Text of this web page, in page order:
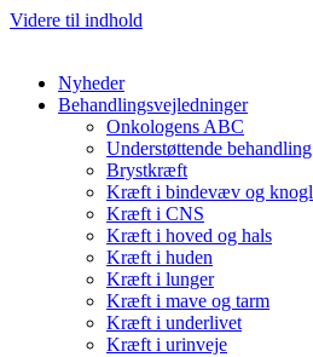
Videre til indhold
Nyheder
Behandlingsvejledninger
Onkologens ABC
Understøttende behandling
Brystkræft
Kræft i bindevæv og
Kræft i CNS
Kræft i hoved og hals
Kræft i huden
Kræft i lunger
Kræft i mave og tarm
Kræft i underlivet
Kræft i urinveje